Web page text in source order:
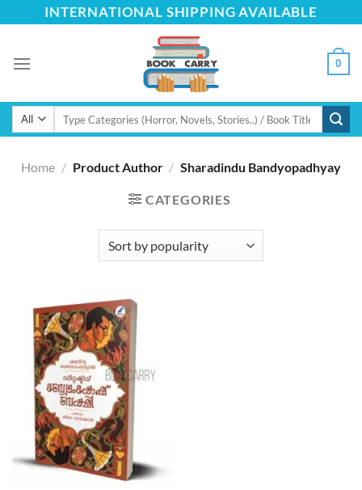
to
INTERNATIONAL SHIPPING AVAILABLE
0
Search
Home / Product Author / Sharadindu Bandyopadhyay
CATEGORIES